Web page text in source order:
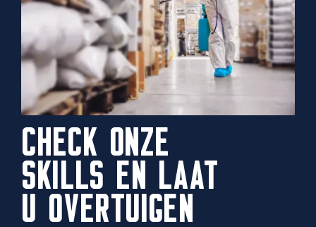
CHECK ONZE
SKILLS EN LAAT
U OVERTUIGEN